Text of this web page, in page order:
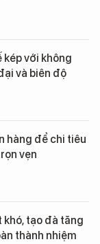
kép với không
và biên độ
hàng để chi tiêu
vẹn
khó, tạo đà tăng
thành nhiệm